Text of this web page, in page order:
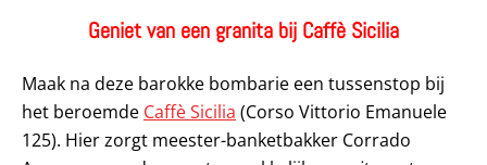
Geniet van een granita bij Caffè Sicilia
Maak na deze barokke bombarie een tussenstop bij
het beroemde Caffè Sicilia (Corso Vittorio Emanuele
125). Hier zorgt meester-banketbakker Corrado